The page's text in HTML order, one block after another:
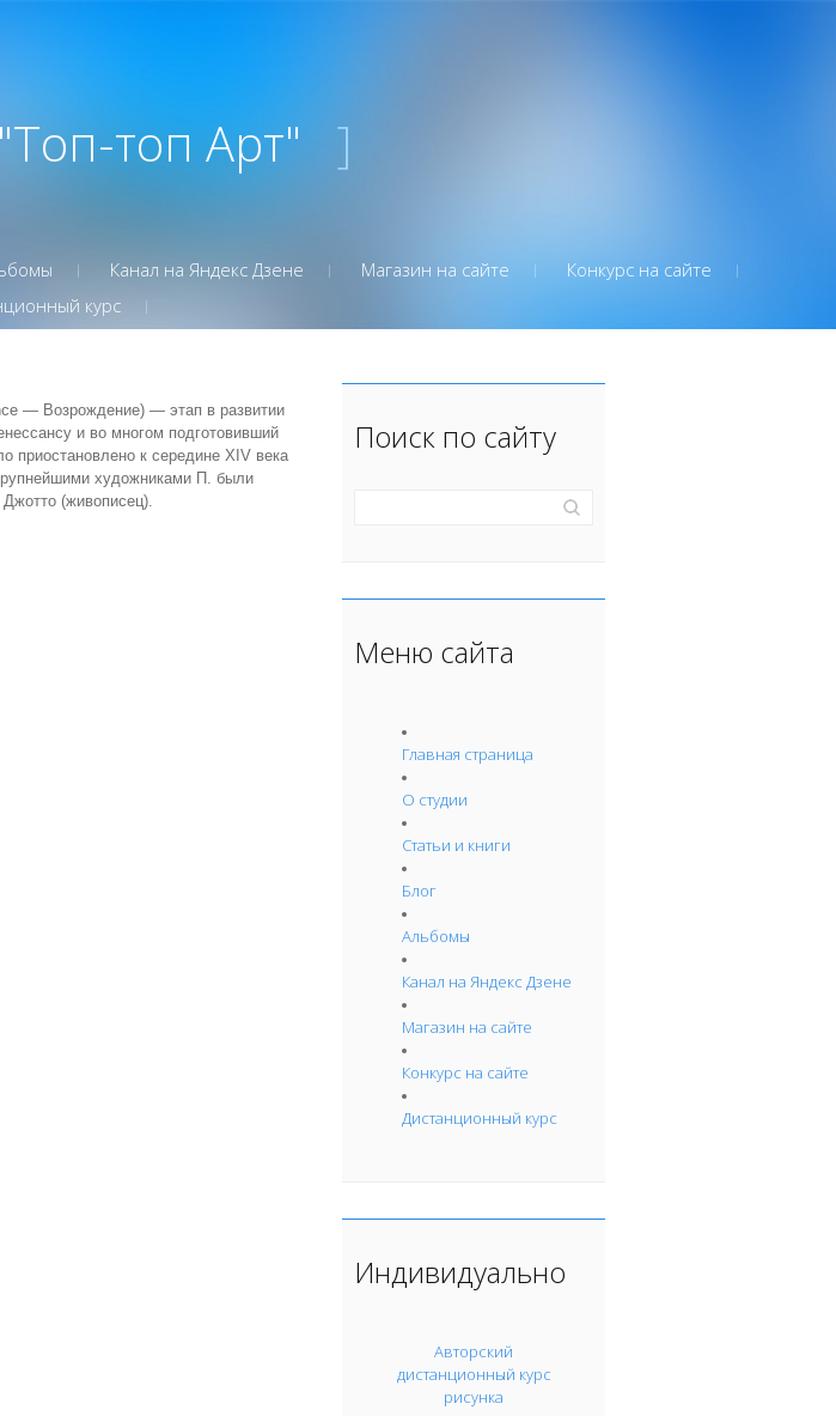
"Топ-топ Арт" ]
Канал на Яндекс Дзене Магазин на сайте
Конкурс на сайте
курс
— Возрождение) — этап в развитии
и во многом подготовивший
приостановлено к середине XIV века
художниками П. были
(живописец).
Поиск по сайту
Меню сайта
Главная страница
О студии
Статьи и книги
Блог
Альбомы
Канал на Яндекс Дзене
Магазин на сайте
Конкурс на сайте
Дистанционный курс
Индивидуально
Авторский
дистанционный курс
рисунка